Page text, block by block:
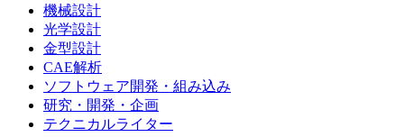
機械設計
光学設計
金型設計
CAE解析
ソフトウェア開発・組み込み
研究・開発・企画
テクニカルライター